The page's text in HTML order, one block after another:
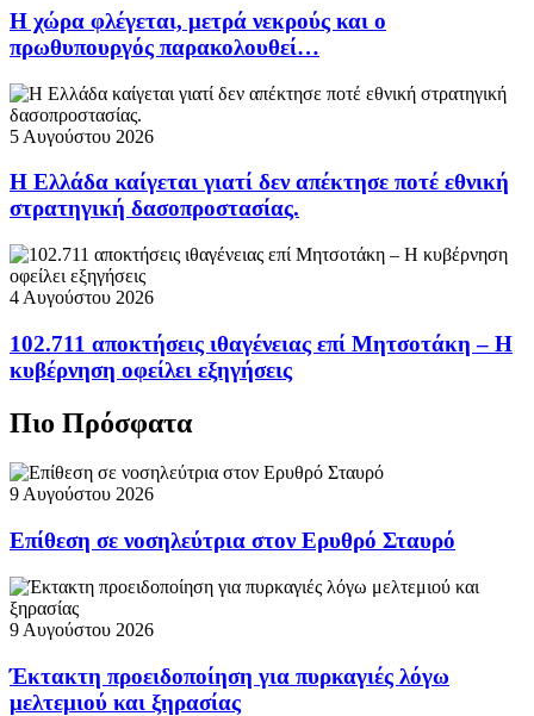
Η χώρα φλέγεται, μετρά νεκρούς και ο
πρωθυπουργός παρακολουθεί…
5 Αυγούστου 2026
Η Ελλάδα καίγεται γιατί δεν απέκτησε ποτέ εθνική
στρατηγική δασοπροστασίας.
4 Αυγούστου 2026
102.711 αποκτήσεις ιθαγένειας επί Μητσοτάκη – Η
κυβέρνηση οφείλει εξηγήσεις
Πιο Πρόσφατα
9 Αυγούστου 2026
Επίθεση σε νοσηλεύτρια στον Ερυθρό Σταυρό
9 Αυγούστου 2026
Έκτακτη προειδοποίηση για πυρκαγιές λόγω
μελτεμιού και ξηρασίας